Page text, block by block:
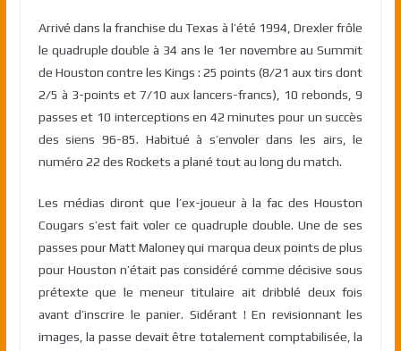
Arrivé dans la franchise du Texas à l’été 1994, Drexler frôle
le quadruple double à 34 ans le 1er novembre au Summit
de Houston contre les Kings : 25 points (8/21 aux tirs dont
2/5 à 3-points et 7/10 aux lancers-francs), 10 rebonds, 9
passes et 10 interceptions en 42 minutes pour un succès
des siens 96-85. Habitué à s’envoler dans les airs, le
numéro 22 des Rockets a plané tout au long du match.
Les médias diront que l’ex-joueur à la fac des Houston
Cougars s’est fait voler ce quadruple double. Une de ses
passes pour Matt Maloney qui marqua deux points de plus
pour Houston n’était pas considéré comme décisive sous
prétexte que le meneur titulaire ait dribblé deux fois
avant d’inscrire le panier. Sidérant ! En revisionnant les
images, la passe devait être totalement comptabilisée, la